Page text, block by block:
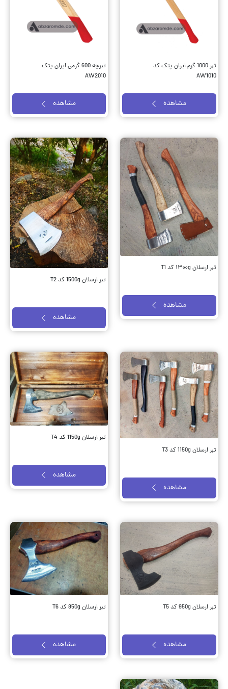
تبر 1000 گرم ایران پتک کد
AW1010
مشاهده
تبرچه 600 گرمی ایران پتک
AW2010
مشاهده
تبر ارسلان ۱۳۰۰g کد T1
مشاهده
تبر ارسلان 1500g کد T2
مشاهده
تبر ارسلان 1150g کد T3
مشاهده
تبر ارسلان 1150g کد T4
مشاهده
تبر ارسلان 950g کد T5
مشاهده
تبر ارسلان 850g کد T6
مشاهده